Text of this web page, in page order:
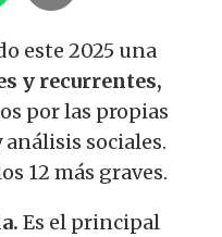
este 2025 una
y recurrentes,
por las propias
sociales.
12 más graves.
Es el principal